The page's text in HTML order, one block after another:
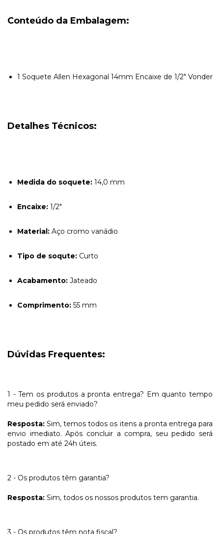
Conteúdo da Embalagem:
1 Soquete Allen Hexagonal 14mm Encaixe de 1/2" Vonder
Detalhes Técnicos:
Medida do soquete: 14,0 mm
Encaixe: 1/2"
Material: Aço cromo vanádio
Tipo de soqute: Curto
Acabamento: Jateado
Comprimento: 55 mm
Dúvidas Frequentes:
1 - Tem os produtos a pronta entrega? Em quanto tempo
meu pedido será enviado?
Resposta: Sim, temos todos os itens a pronta entrega para
envio imediato. Após concluir a compra, seu pedido será
postado em até 24h úteis.
2 - Os produtos têm garantia?
Resposta: Sim, todos os nossos produtos tem garantia.
3 - Os produtos têm nota fiscal?